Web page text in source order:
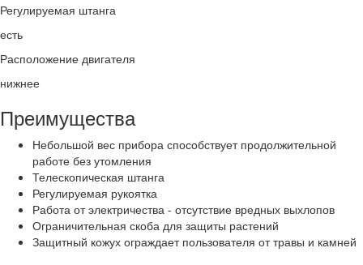
Регулируемая штанга
есть
Расположение двигателя
нижнее
Преимущества
Небольшой вес прибора способствует продолжительной
работе без утомления
Телескопическая штанга
Регулируемая рукоятка
Работа от электричества - отсутствие вредных выхлопов
Ограничительная скоба для защиты растений
Защитный кожух ограждает пользователя от травы и камней